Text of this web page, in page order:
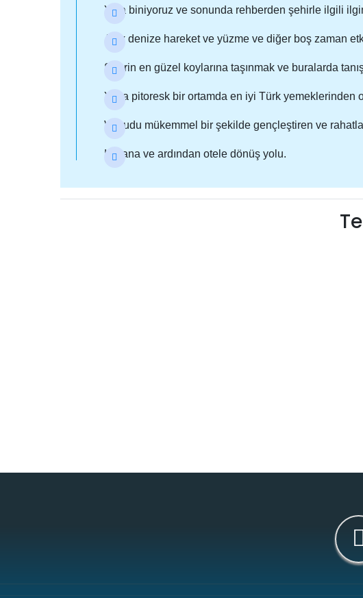
Yata biniyoruz ve sonunda rehberden şehirle ilgili
Açık denize hareket ve yüzme ve diğer boş zaman
Şehrin en güzel koylarına taşınmak ve buralarda
Yatta pitoresk bir ortamda en iyi Türk yemeklerinden
Vücudu mükemmel bir şekilde gençleştiren ve
Limana ve ardından otele dönüş yolu.